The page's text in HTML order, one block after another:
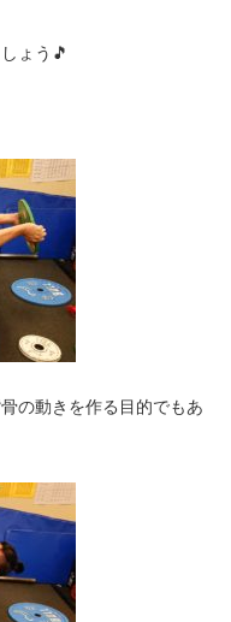
ょう🎵
の動きを作る目的でもあ